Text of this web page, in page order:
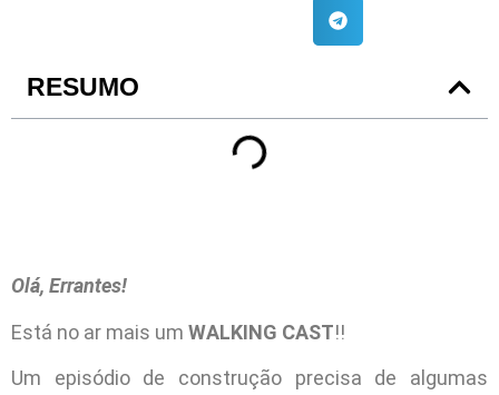
RESUMO
Olá, Errantes!
Está no ar mais um WALKING CAST!!
Um episódio de construção precisa de algumas